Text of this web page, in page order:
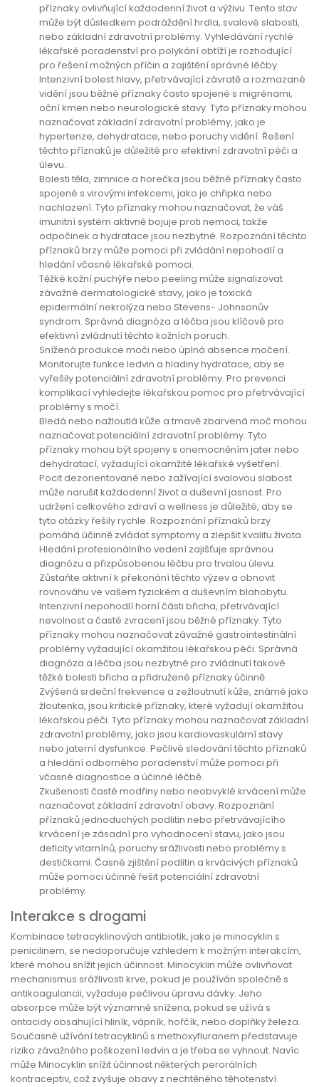
příznaky ovlivňující každodenní život a výživu. Tento stav
může být důsledkem podráždění hrdla, svalové slabosti,
nebo základní zdravotní problémy. Vyhledávání rychlé
lékařské poradenství pro polykání obtíží je rozhodující
pro řešení možných příčin a zajištění správné léčby.
Intenzivní bolest hlavy, přetrvávající závratě a rozmazané
vidění jsou běžné příznaky často spojené s migrénami,
oční kmen nebo neurologické stavy. Tyto příznaky mohou
naznačovat základní zdravotní problémy, jako je
hypertenze, dehydratace, nebo poruchy vidění. Řešení
těchto příznaků je důležité pro efektivní zdravotní péči a
úlevu.
Bolesti těla, zimnice a horečka jsou běžné příznaky často
spojené s virovými infekcemi, jako je chřipka nebo
nachlazení. Tyto příznaky mohou naznačovat, že váš
imunitní systém aktivně bojuje proti nemoci, takže
odpočinek a hydratace jsou nezbytné. Rozpoznání těchto
příznaků brzy může pomoci při zvládání nepohodlí a
hledání včasné lékařské pomoci.
Těžké kožní puchýře nebo peeling může signalizovat
závažné dermatologické stavy, jako je toxická
epidermální nekrolýza nebo Stevens- Johnsonův
syndrom. Správná diagnóza a léčba jsou klíčové pro
efektivní zvládnutí těchto kožních poruch.
Snížená produkce moči nebo úplná absence močení.
Monitorujte funkce ledvin a hladiny hydratace, aby se
vyřešily potenciální zdravotní problémy. Pro prevenci
komplikací vyhledejte lékařskou pomoc pro přetrvávající
problémy s močí.
Bledá nebo nažloutlá kůže a tmavě zbarvená moč mohou
naznačovat potenciální zdravotní problémy. Tyto
příznaky mohou být spojeny s onemocněním jater nebo
dehydratací, vyžadující okamžité lékařské vyšetření.
Pocit dezorientované nebo zažívající svalovou slabost
může narušit každodenní život a duševní jasnost. Pro
udržení celkového zdraví a wellness je důležité, aby se
tyto otázky řešily rychle. Rozpoznání příznaků brzy
pomáhá účinně zvládat symptomy a zlepšit kvalitu života.
Hledání profesionálního vedení zajišťuje správnou
diagnózu a přizpůsobenou léčbu pro trvalou úlevu.
Zůstaňte aktivní k překonání těchto výzev a obnovit
rovnováhu ve vašem fyzickém a duševním blahobytu.
Intenzivní nepohodlí horní části břicha, přetrvávající
nevolnost a časté zvracení jsou běžné příznaky. Tyto
příznaky mohou naznačovat závažné gastrointestinální
problémy vyžadující okamžitou lékařskou péči. Správná
diagnóza a léčba jsou nezbytné pro zvládnutí takové
těžké bolesti břicha a přidružené příznaky účinně.
Zvýšená srdeční frekvence a zežloutnutí kůže, známé jako
žloutenka, jsou kritické příznaky, které vyžadují okamžitou
lékařskou péči. Tyto příznaky mohou naznačovat základní
zdravotní problémy, jako jsou kardiovaskulární stavy
nebo jaterní dysfunkce. Pečlivé sledování těchto příznaků
a hledání odborného poradenství může pomoci při
včasné diagnostice a účinné léčbě.
Zkušenosti časté modřiny nebo neobvyklé krvácení může
naznačovat základní zdravotní obavy. Rozpoznání
příznaků jednoduchých podlitin nebo přetrvávajícího
krvácení je zásadní pro vyhodnocení stavu, jako jsou
deficity vitamínů, poruchy srážlivosti nebo problémy s
destičkami. Časné zjištění podlitin a krvácivých příznaků
může pomoci účinně řešit potenciální zdravotní
problémy.
Interakce s drogami
Kombinace tetracyklinových antibiotik, jako je minocyklin s
penicilinem, se nedoporučuje vzhledem k možným interakcím,
které mohou snížit jejich účinnost. Minocyklin může ovlivňovat
mechanismus srážlivosti krve, pokud je používán společně s
antikoagulancii, vyžaduje pečlivou úpravu dávky. Jeho
absorpce může být významně snížena, pokud se užívá s
antacidy obsahující hliník, vápník, hořčík, nebo doplňky železa.
Současné užívání tetracyklinů s methoxyfluranem představuje
riziko závažného poškození ledvin a je třeba se vyhnout. Navíc
může Minocyklin snížit účinnost některých perorálních
kontraceptiv, což zvyšuje obavy z nechtěného těhotenství.